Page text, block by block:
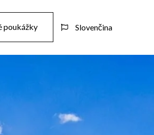
poukážky  Slovenčina